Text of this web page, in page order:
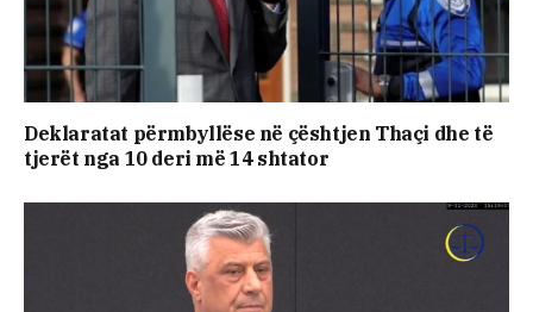
Deklaratat përmbyllëse në çështjen Thaçi dhe të
tjerët nga 10 deri më 14 shtator